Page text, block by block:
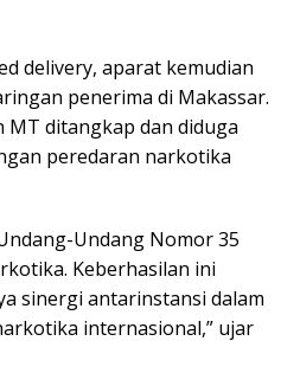
delivery, aparat kemudian
penerima di Makassar.
MT ditangkap dan diduga
peredaran narkotika
Undang Nomor 35
Keberhasilan ini
sinergi antarinstansi dalam
internasional,” ujar